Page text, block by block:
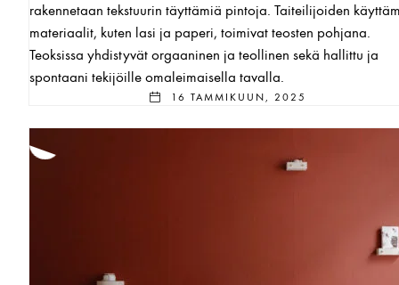
rakennetaan tekstuurin täyttämiä pintoja. Taiteilijoiden
materiaalit, kuten lasi ja paperi, toimivat teosten pohjana.
Teoksissa yhdistyvät orgaaninen ja teollinen sekä hallittu ja
spontaani tekijöille omaleimaisella tavalla.
16 TAMMIKUUN, 2025